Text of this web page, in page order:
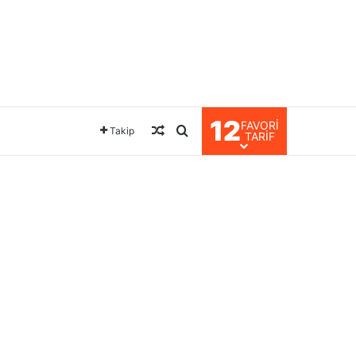
Takip Rastgele Makale
Arama yap ...
12FAVORI
TARIF